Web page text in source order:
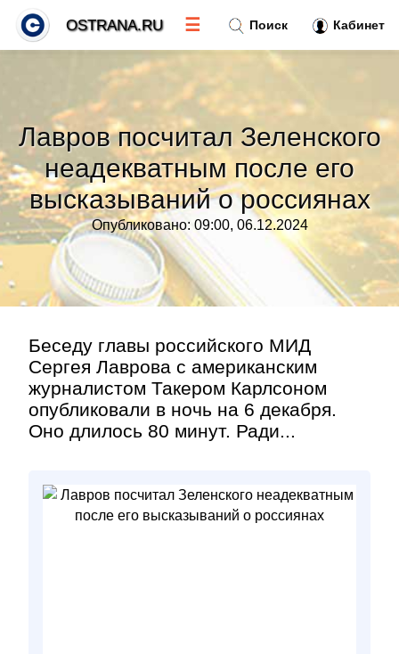
Лавров посчитал Зеленского
неадекватным после его
высказываний о россиянах
Опубликовано: 09:00, 06.12.2024
Беседу главы российского МИД
Сергея Лаврова с американским
журналистом Такером Карлсоном
опубликовали в ночь на 6 декабря.
Оно длилось 80 минут. Ради...
Поиск Кабинет
OSTRANA.RU ☰
Тренды новостей»
Рубрики»
Правила
Контакт»